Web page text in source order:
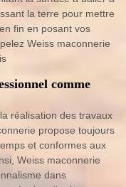
la terre pour mettre
fin en posant vos
Weiss maconnerie
comme
réalisation des travaux
propose toujours
et conformes aux
Weiss maconnerie
dans